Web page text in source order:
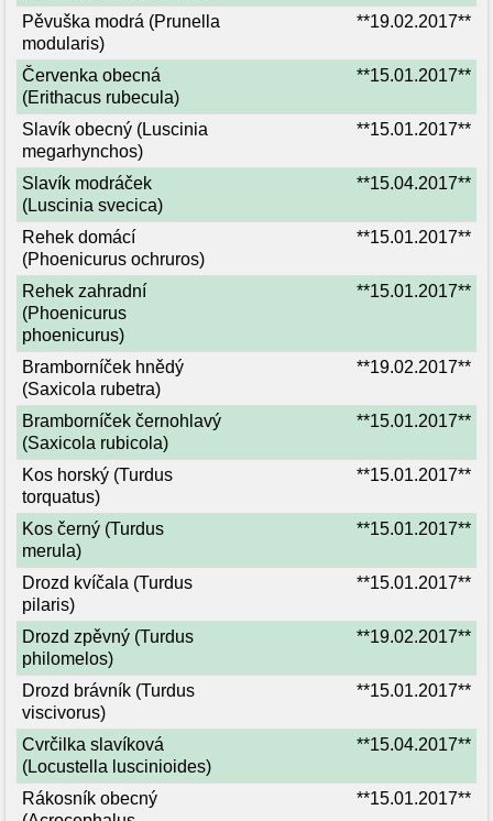
Pěvuška modrá (Prunella
modularis)
**19.02.2017**
Červenka obecná
(Erithacus rubecula)
**15.01.2017**
Slavík obecný (Luscinia
megarhynchos)
**15.01.2017**
Slavík modráček
(Luscinia svecica)
**15.04.2017**
Rehek domácí
(Phoenicurus ochruros)
**15.01.2017**
Rehek zahradní
(Phoenicurus
phoenicurus)
**15.01.2017**
Bramborníček hnědý
(Saxicola rubetra)
**19.02.2017**
Bramborníček černohlavý
(Saxicola rubicola)
**15.01.2017**
Kos horský (Turdus
torquatus)
**15.01.2017**
Kos černý (Turdus
merula)
**15.01.2017**
Drozd kvíčala (Turdus
pilaris)
**15.01.2017**
Drozd zpěvný (Turdus
philomelos)
**19.02.2017**
Drozd brávník (Turdus
viscivorus)
**15.01.2017**
Cvrčilka slavíková
(Locustella luscinioides)
**15.04.2017**
Rákosník obecný
**15.01.2017**